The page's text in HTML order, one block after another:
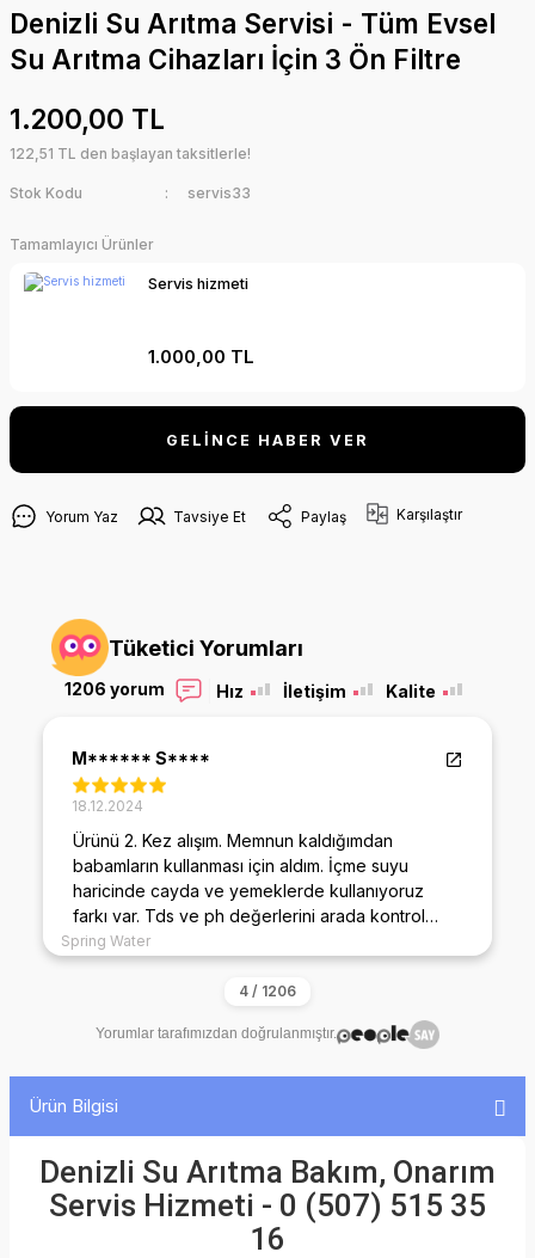
Denizli Su Arıtma Servisi - Tüm Evsel
Su Arıtma Cihazları İçin 3 Ön Filtre
1.200,00 TL
122,51 TL den başlayan taksitlerle!
Stok Kodu servis33
Tamamlayıcı Ürünler
Servis hizmeti
1.000,00 TL
GELİNCE HABER VER
Yorum Yaz Tavsiye Et Paylaş Karşılaştır
Tüketici Yorumları
1206 yorum Hız İletişim Kalite
M****** S****
18.12.2024
Ürünü 2. Kez alışım. Memnun kaldığımdan
babamların kullanması için aldım. İçme suyu
haricinde cayda ve yemeklerde kullanıyoruz
farkı var. Tds ve ph değerlerini arada kontrol
ediyorum sürekli benzer değerde. ilkini alalı 4 yıl
oldu filtreleride aynı marka tercih ediyorum
ağırlığı bile diğer marka filtrelerden fazla. Şuan 3.
ariticiyida alacağım dükkanda kullanmak için.
Spring Water
Yorumlar tarafımızdan doğrulanmıştır.
Ürün Bilgisi
Denizli Su Arıtma Bakım, Onarım
Servis Hizmeti - 0 (507) 515 35
16